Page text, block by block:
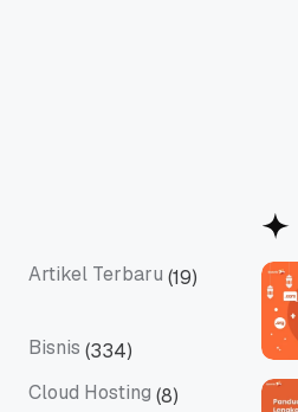
Artikel Terbaru (19)
Bisnis (334)
Cloud Hosting (8)